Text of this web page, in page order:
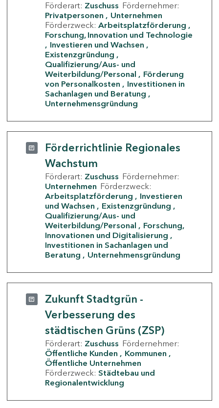
Förderart: Zuschuss Fördernehmer:
Privatpersonen
Unternehmen
Förderzweck: Arbeitsplatzförderung
Forschung, Innovation und Technologie
Investieren und Wachsen
Existenzgründung
Qualifizierung/Aus- und
Weiterbildung/Personal
Förderung
von Personalkosten
Investitionen in
Sachanlagen und Beratung
Unternehmensgründung
Förderrichtlinie Regionales
Wachstum
Förderart: Zuschuss Fördernehmer:
Unternehmen Förderzweck:
Arbeitsplatzförderung
Investieren
und Wachsen
Existenzgründung
Qualifizierung/Aus- und
Weiterbildung/Personal
Forschung,
Innovationen und Digitalisierung
Investitionen in Sachanlagen und
Beratung
Unternehmensgründung
Zukunft Stadtgrün -
Verbesserung des
städtischen Grüns (ZSP)
Förderart: Zuschuss Fördernehmer:
Öffentliche Kunden
Kommunen
Öffentliche Unternehmen
Förderzweck: Städtebau und
Regionalentwicklung